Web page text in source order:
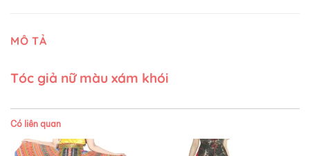
MÔ TẢ
Tóc giả nữ màu xám khói
Có liên quan